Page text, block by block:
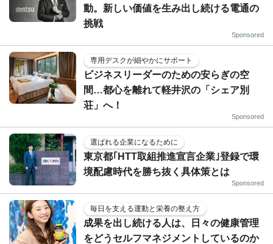
動。新しい価値を生み出し続ける電通の
挑戦
Sponsored
専用デスクが細やかにサポート
ビジネスリーダーのための安らぎの空
間…都心を離れて軽井沢の「シェア別
荘」へ！
Sponsored
選ばれる企業になるために
東京都｢HTT取組推進宣言企業｣登録で環
境配慮時代を勝ち抜く具体策とは
Sponsored
毎日を支える運動と栄養の整え方
成果を出し続ける人は、日々の健康管理
をどうセルフマネジメントしているのか